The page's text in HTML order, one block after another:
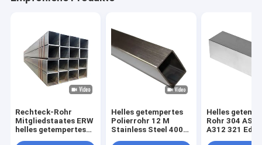
Rechteck-Rohr
Mitgliedstaates ERW
helles getempertes
Helles getempertes
Polierrohr 12 M
Stainless Steel 400#
Helles
Rohr 304
A312 321